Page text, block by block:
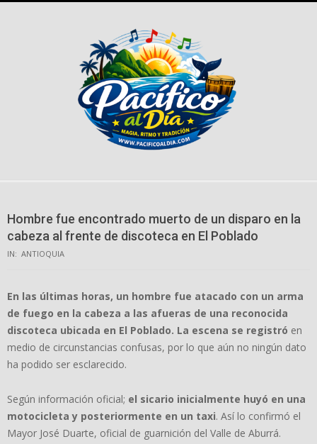
Hombre fue encontrado muerto de un disparo en la
cabeza al frente de discoteca en El Poblado
IN: ANTIOQUIA
En las últimas horas, un hombre fue atacado con un arma
de fuego en la cabeza a las afueras de una reconocida
discoteca ubicada en El Poblado. La escena se registró en
medio de circunstancias confusas, por lo que aún no ningún dato
ha podido ser esclarecido.
Según información oficial; el sicario inicialmente huyó en una
motocicleta y posteriormente en un taxi. Así lo confirmó el
Mayor José Duarte, oficial de guarnición del Valle de Aburrá.